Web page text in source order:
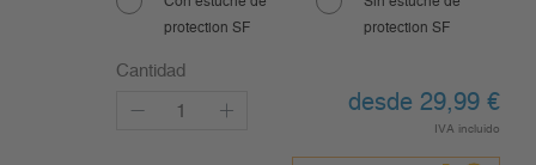
protection SF
protection SF
Cantidad
desde 29,99 €
IVA incluido